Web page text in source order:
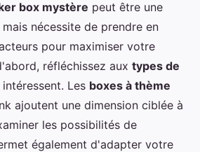
box mystère peut être une
nécessite de prendre en
pour maximiser votre
réfléchissez aux types de
Les boxes à thème
ajoutent une dimension ciblée à
les possibilités de
également d'adapter votre